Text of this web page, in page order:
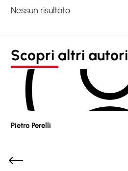
Nessun risultato
Scopri altri autori
Pietro Perelli